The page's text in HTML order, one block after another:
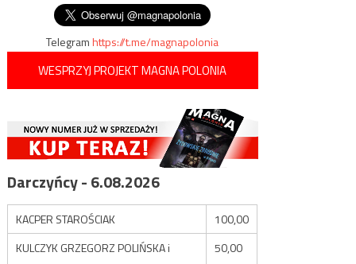
Telegramhttps://t.me/magnapolonia
WESPRZYJ PROJEKT MAGNA POLONIA
Darczyńcy - 6.08.2026
KACPER STAROŚCIAK
100,00
KULCZYK GRZEGORZ POLIŃSKA i
50,00